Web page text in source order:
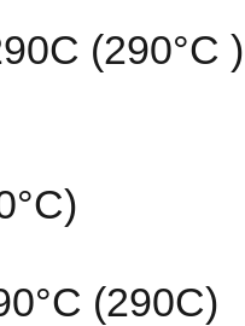
(290°C )
(290C)